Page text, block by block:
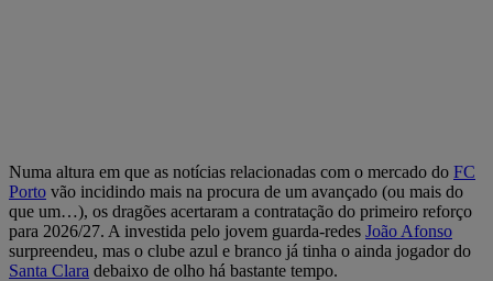
Numa altura em que as notícias relacionadas com o mercado do FC
Porto vão incidindo mais na procura de um avançado (ou mais do
que um…), os dragões acertaram a contratação do primeiro reforço
para 2026/27. A investida pelo jovem guarda-redes João Afonso
surpreendeu, mas o clube azul e branco já tinha o ainda jogador do
Santa Clara debaixo de olho há bastante tempo.